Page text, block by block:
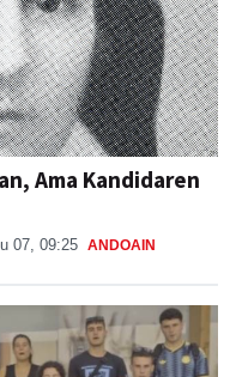
Ama Kandidaren
07, 09:25 ANDOAIN